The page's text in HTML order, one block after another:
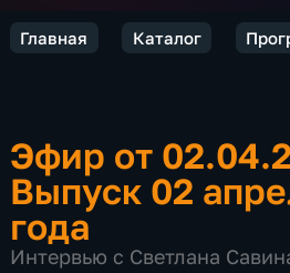
Главная Каталог
Эфир от
Выпуск 02
года
Интервью с Светлана